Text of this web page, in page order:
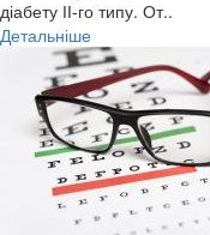
діабету ІІ-го типу. От..
Детальніше